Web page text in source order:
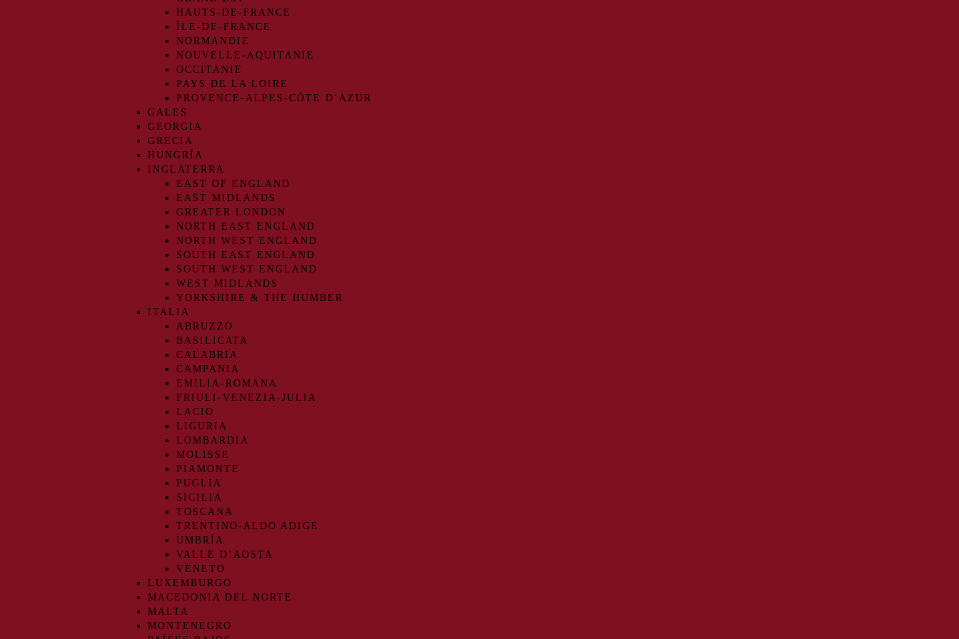
HAUTS-DE-FRANCE
ÎLE-DE-FRANCE
NORMANDIE
NOUVELLE-AQUITANIE
OCCITANIE
PAYS DE LA LOIRE
PROVENCE-ALPES-CÔTE D’AZUR
GALES
GEORGIA
GRECIA
HUNGRÍA
INGLATERRA
EAST OF ENGLAND
EAST MIDLANDS
GREATER LONDON
NORTH EAST ENGLAND
NORTH WEST ENGLAND
SOUTH EAST ENGLAND
SOUTH WEST ENGLAND
WEST MIDLANDS
YORKSHIRE & THE HUMBER
ITALIA
ABRUZZO
BASILICATA
CALABRIA
CAMPANIA
EMILIA-ROMANA
FRIULI-VENEZIA-JULIA
LACIO
LIGURIA
LOMBARDIA
MOLISSE
PIAMONTE
PUGLIA
SICILIA
TOSCANA
TRENTINO-ALDO ADIGE
UMBRÍA
VALLE D’AOSTA
VENETO
LUXEMBURGO
MACEDONIA DEL NORTE
MALTA
MONTENEGRO